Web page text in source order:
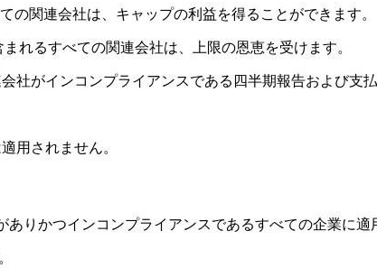
の関連会社は、キャップの利益を得ることができます。
れるすべての関連会社は、上限の恩恵を受けます。
がインコンプライアンスである四半期報告および支
用されません。
りかつインコンプライアンスであるすべての企業に適